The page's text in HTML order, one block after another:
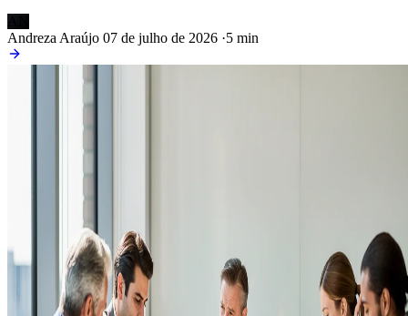
Andreza Araújo 07 de julho de 2026 ·5 min